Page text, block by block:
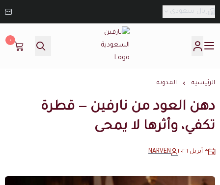
ريال سعودي
نارفين السعودية
٠
الرئيسية المدونة
دهن العود من نارفين — قطرة
تكفي، وأثرها لا يمحى
٣ أبريل ٢٠٢٦ NARVEN